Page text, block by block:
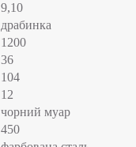
9,10
драбинка
1200
36
104
12
чорний муар
450